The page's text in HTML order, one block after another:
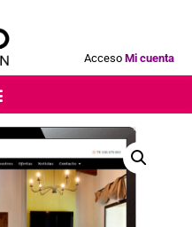
Acceso Mi cuenta